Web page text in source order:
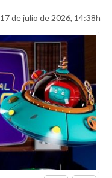
17 de julio de 2026, 14:38h